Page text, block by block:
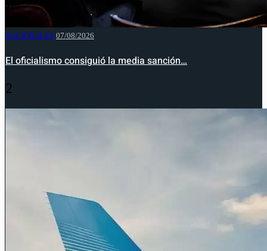
NACIONALES 07/08/2026
El oficialismo consiguió la media sanción…
2